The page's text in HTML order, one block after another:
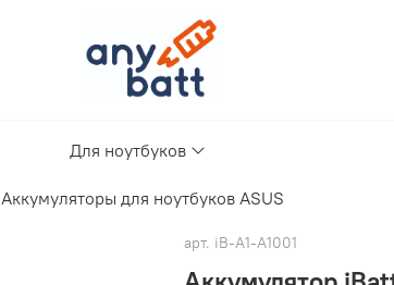
Для ноутбуков
Аккумуляторы для ноутбуков ASUS
арт. iB-A1-A1001